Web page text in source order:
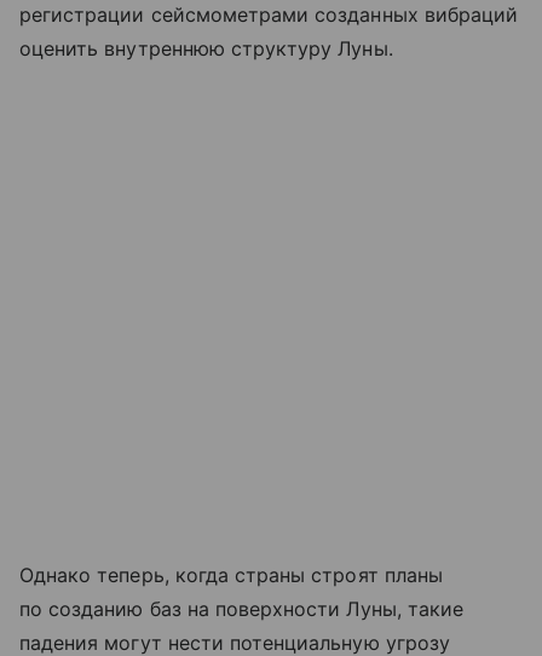
регистрации сейсмометрами созданных вибраций
оценить внутреннюю структуру Луны.
Однако теперь, когда страны строят планы
по созданию баз на поверхности Луны, такие
падения могут нести потенциальную угрозу